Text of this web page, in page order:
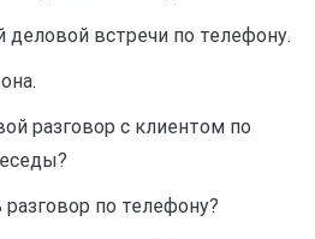
деловой встречи по телефону.
разговор с клиентом по
по телефону?